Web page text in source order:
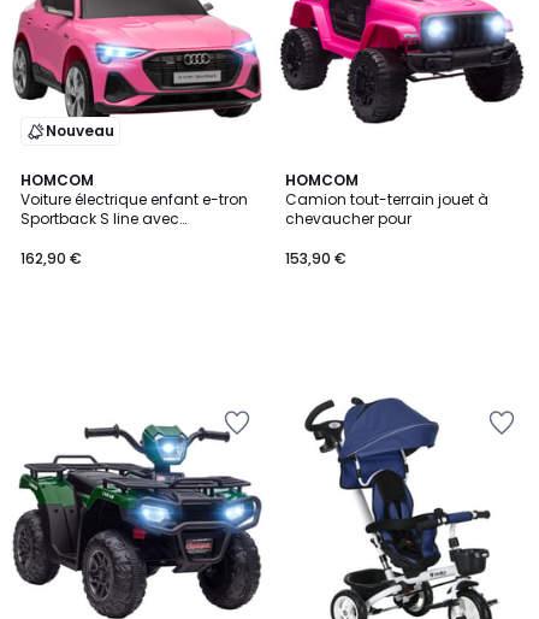
Nouveau
HOMCOM
Voiture électrique enfant e-tron
Sportback S line avec
162,90 €
HOMCOM
Camion tout-terrain jouet à
chevaucher pour
153,90 €